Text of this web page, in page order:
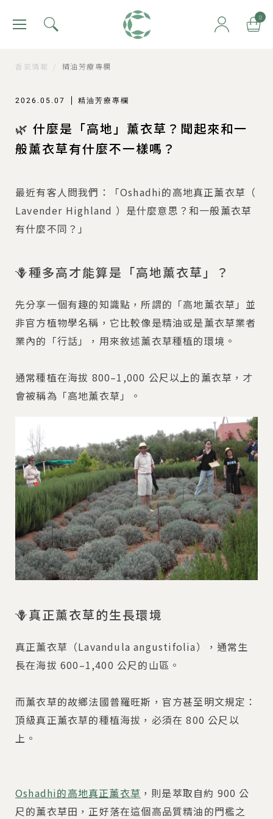
肯園 Canjune 0
香氣情報 / 精油芳療專欄
2026.05.07 精油芳療專欄
🌿 什麼是「高地」薰衣草？聞起來和一
般薰衣草有什麼不一樣嗎？
最近有客人問我們：「Oshadhi的高地真正薰衣草（
Lavender Highland ）是什麼意思？和一般薰衣草
有什麼不同？」
🪻種多高才能算是「高地薰衣草」？
先分享一個有趣的知識點，所謂的「高地薰衣草」並
非官方植物學名稱，它比較像是精油或是薰衣草業者
業內的「行話」，用來敘述薰衣草種植的環境。
通常種植在海拔 800–1,000 公尺以上的薰衣草，才
會被稱為「高地薰衣草」。
🪻真正薰衣草的生長環境
真正薰衣草（Lavandula angustifolia），通常生
長在海拔 600–1,400 公尺的山區。
而薰衣草的故鄉法國普羅旺斯，官方甚至明文規定：
頂級真正薰衣草的種植海拔，必須在 800 公尺以
上。
Oshadhi的高地真正薰衣草 ，則是萃取自約 900 公
尺的薰衣草田，正好落在這個高品質精油的門檻之